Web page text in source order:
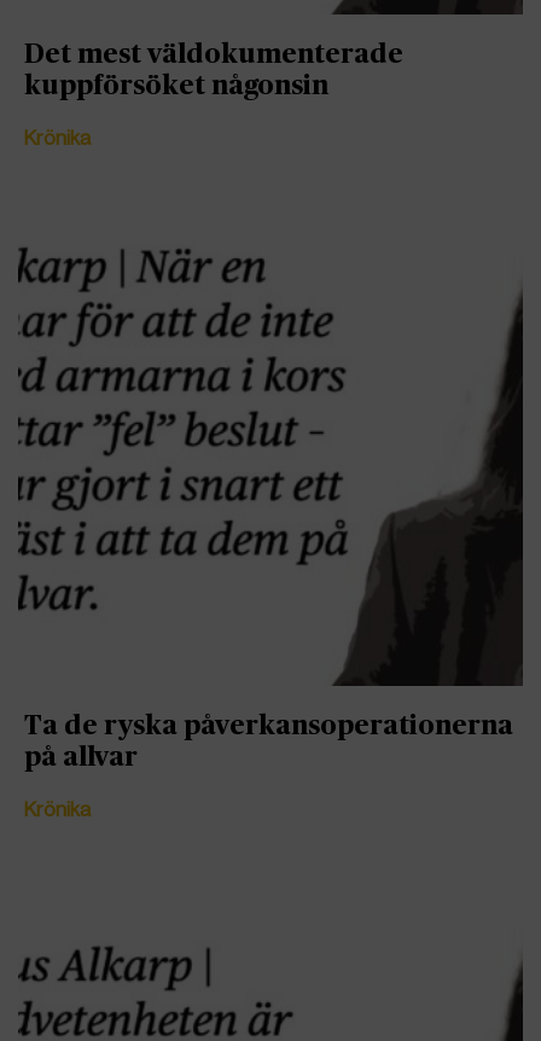
Det mest väldokumenterade
kuppförsöket någonsin
Krönika
Ta de ryska påverkansoperationerna
på allvar
Krönika